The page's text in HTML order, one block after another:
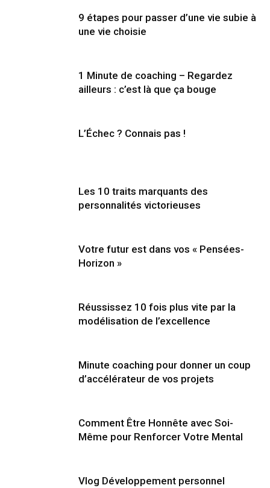
9 étapes pour passer d’une vie subie à
une vie choisie
1 Minute de coaching – Regardez
ailleurs : c’est là que ça bouge
L’Échec ? Connais pas !
Les 10 traits marquants des
personnalités victorieuses
Votre futur est dans vos « Pensées-
Horizon »
Réussissez 10 fois plus vite par la
modélisation de l’excellence
Minute coaching pour donner un coup
d’accélérateur de vos projets
Comment Être Honnête avec Soi-
Même pour Renforcer Votre Mental
Vlog Développement personnel